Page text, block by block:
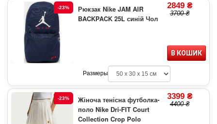
-23%
Рюкзак Nike JAM AIR
BACKPACK 25L синій Чол
2849 ₴
3700 ₴
В КОШИК
Размеры
-23%
Жіноча тенісна футболка-
поло Nike Dri-FIT Court
Collection Crop Polo
3399 ₴
4400 ₴